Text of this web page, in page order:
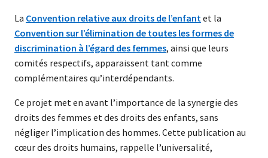
La Convention relative aux droits de l’enfantet la
Convention sur l’élimination de toutes les formes de
discrimination à l’égard des femmes, ainsi que leurs
comités respectifs, apparaissent tant comme
complémentaires qu’interdépendants.
Ce projet met en avant l’importance de la synergie des
droits des femmes et des droits des enfants, sans
négliger l’implication des hommes. Cette publication au
cœur des droits humains, rappelle l’universalité,